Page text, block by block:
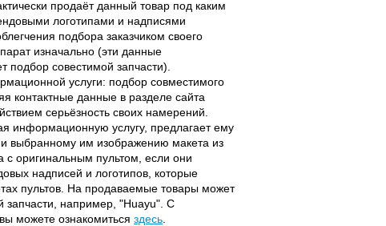
продаёт данный товар под каким
логотипами и надписями
подбора заказчиком своего
изначально (эти данные
подбор совестимой запчасти).
услуги: подбор совместимого
контактные данные в разделе сайта
серьёзность своих намерений.
информационную услугу, предлагает ему
выбранному им изображению макета из
с оригинальным пультом, если они
надписей и логотипов, которые
пультов. На продаваемые товары может
запчасти, например, "Huayu". С
можете ознакомиться здесь